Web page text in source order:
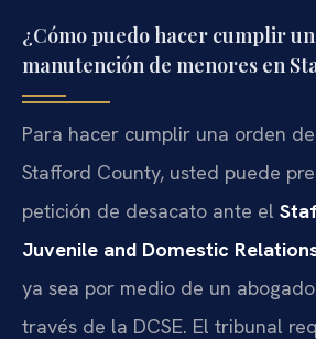
¿Cómo puedo hacer cumplir
manutención de menores en
Para hacer cumplir una orden
Stafford County, usted puede
petición de desacato ante el
Juvenile and Domestic
ya sea por medio de un
través de la DCSE. El tribunal